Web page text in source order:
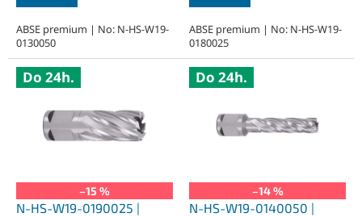
ABSE premium | No: N-HS-W19-
0130050
ABSE premium | No: N-HS-W19-
0180025
Do 24h.
–15 %
N-HS-W19-0190025 |
Do 24h.
–14 %
N-HS-W19-0140050 |